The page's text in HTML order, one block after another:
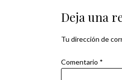
de
entradas
Deja una
Tu dirección de
Comentario *